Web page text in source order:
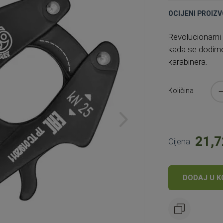
OCIJENI
kada se
karabinera.
Količina
Cijena
DODAJ U